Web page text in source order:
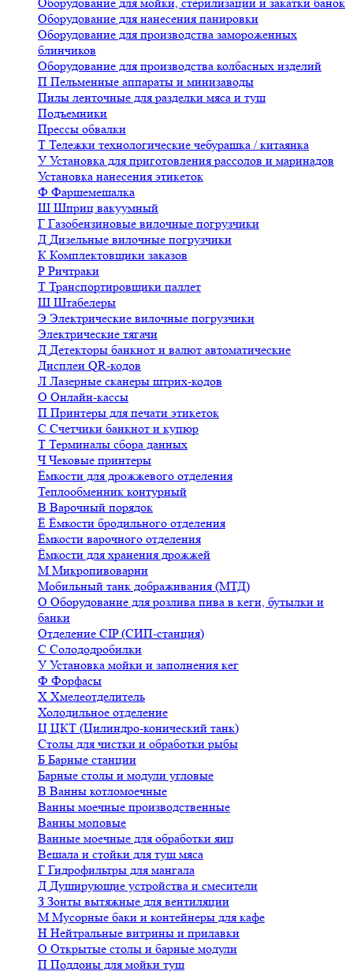
Оборудование для нанесения панировки
Оборудование для производства замороженных
блинчиков
Оборудование для производства колбасных изделий
П Пельменные аппараты и минизаводы
Пилы ленточные для разделки мяса и туш
Подъемники
Прессы обвалки
Т Тележки технологические чебурашка / китаянка
У Установка для приготовления рассолов и маринадов
Установка нанесения этикеток
Ф Фаршемешалка
Ш Шприц вакуумный
Г Газобензиновые вилочные погрузчики
Д Дизельные вилочные погрузчики
К Комплектовщики заказов
Р Ричтраки
Т Транспортировщики паллет
Ш Штабелеры
Э Электрические вилочные погрузчики
Электрические тягачи
Д Детекторы банкнот и валют автоматические
Дисплеи QR-кодов
Л Лазерные сканеры штрих-кодов
О Онлайн-кассы
П Принтеры для печати этикеток
С Счетчики банкнот и купюр
Т Терминалы сбора данных
ЧЧековые принтеры
Ёмкости для дрожжевого отделения
Теплообменник контурный
В Варочный порядок
Ё Ёмкости бродильного отделения
Ёмкости варочного отделения
Ёмкости для хранения дрожжей
М Микропивоварни
Мобильный танк дображивания (МТД)
О Оборудование для розлива пива в кеги, бутылки и
банки
Отделение CIP (СИП-станция)
С Солододробилки
У Установка мойки и заполнения кег
Ф Форфасы
Х Хмелеотделитель
Холодильное отделение
Ц ЦКТ (Цилиндро-конический танк)
Столы для чистки и обработки рыбы
Б Барные станции
Барные столы и модули угловые
В Ванны котломоечные
Ванны моечные производственные
Ванны моповые
Ванные моечные для обработки яиц
Вешала и стойки для туш мяса
Г Гидрофильтры для мангала
Д Душирующие устройства и смесители
З Зонты вытяжные для вентиляции
М Мусорные баки и контейнеры для кафе
Н Нейтральные витрины и прилавки
О Открытые столы и барные модули
П Поддоны для мойки туш